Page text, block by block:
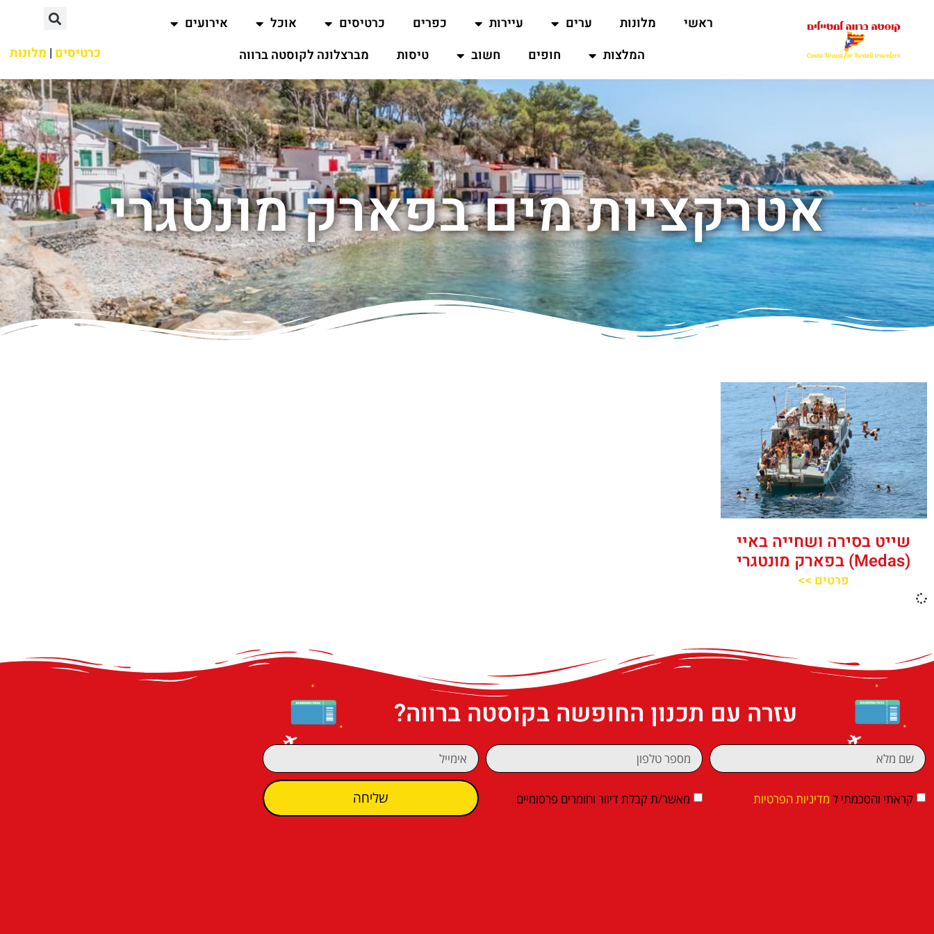
ראשי מלונות ערים עיירות כפרים כרטיסים אוכל
אירועים
המלצות
חופים חשוב טיסות מברצלונה לקוסטה ברווה כרטיסים | מלונות
אטרקציות מים בפארק מונטגרי
שייט בסירה ושחייה באיי
(Medas) בפארק מונטגרי
פרטים >>
עזרה עם תכנון החופשה בקוסטה ברווה?
קראתי והסכמתי ל מדיניות הפרטיות מאשר/ת קבלת דיוור וחומרים פרסומיים שליחה